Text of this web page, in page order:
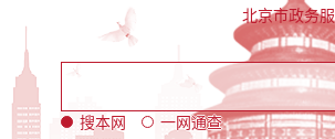
北京市政务
搜本网 一网通查